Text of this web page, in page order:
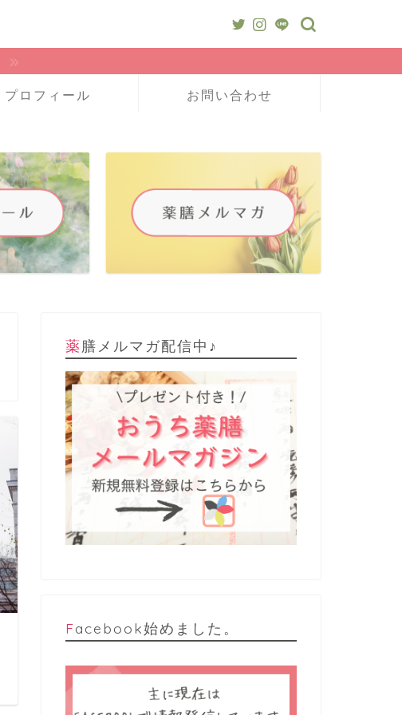
プロフィール お問い合わせ
薬膳メルマガ配信中♪
Facebook始めました。